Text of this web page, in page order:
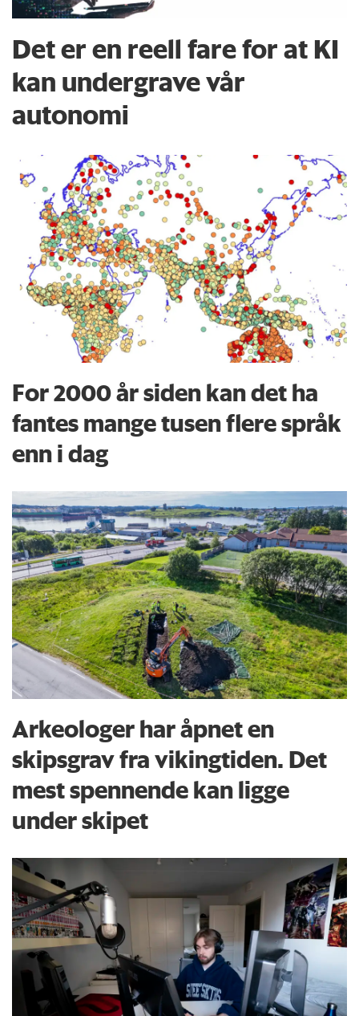
Det er en reell fare for at KI
kan undergrave vår
autonomi
For 2000 år siden kan det ha
fantes mange tusen flere språk
enn i dag
Arkeologer har åpnet en
skipsgrav fra vikingtiden. Det
mest spennende kan ligge
under skipet